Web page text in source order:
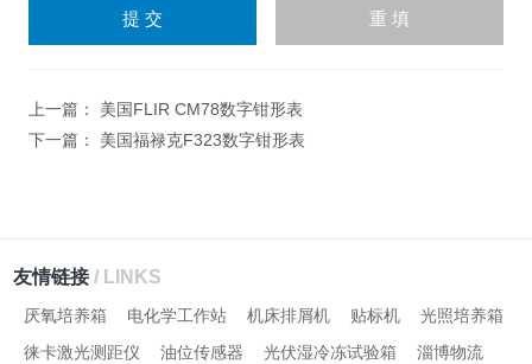
上一篇： 美国FLIR CM78数字钳形表
下一篇： 美国福禄克F323数字钳形表
友情链接/ LINKS
厌氧培养箱 电化学工作站 机床排屑机 贴标机
光照培养箱
徕卡激光测距仪
油位传感器 光伏湿冷冻试验箱
淄博物流